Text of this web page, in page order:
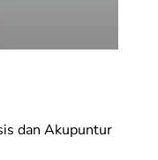
dan Akupuntur